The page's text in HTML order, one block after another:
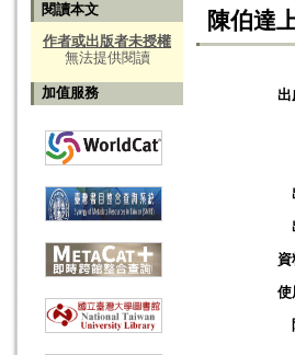
閱讀本文
作者或出版者未授權
無法提供閱讀
加值服務
陳伯達
出
資
使